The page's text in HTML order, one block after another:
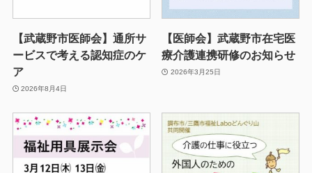
【武蔵野市医師会】通所サ
ービスで考える認知症のケ
ア
2026年8月4日
【医師会】武蔵野市在宅医
療介護連携研修のお知らせ
2026年3月25日